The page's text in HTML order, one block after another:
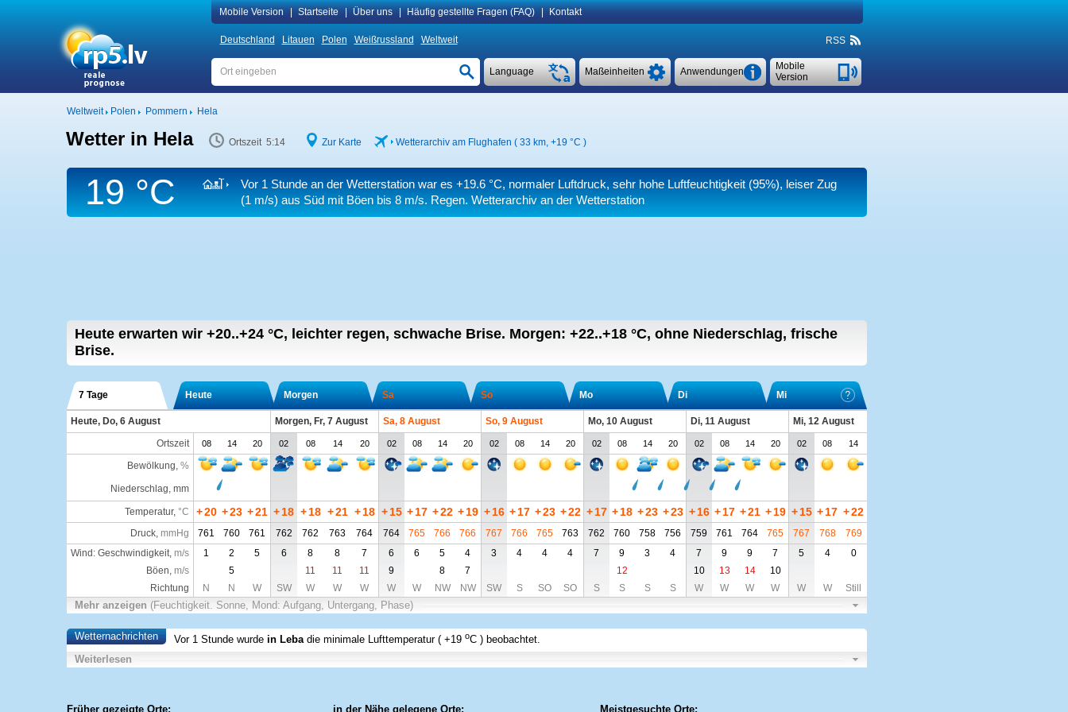
Mobile Version Startseite Über uns Häufig gestellte Fragen (FAQ) Kontakt
Deutschland Litauen Polen Weißrussland Weltweit RSS
Mobile
Version
Anwendungen
Maßeinheiten
Language
Weltweit Polen Pommern Hela
Wetter in Hela Ortszeit 5:14 Zur Karte Wetterarchiv am Flughafen ( 33 km, +19 °C )
19 °C Vor 1 Stunde an der Wetterstation war es +19.6 °C, normaler Luftdruck, sehr hohe Luftfeuchtigkeit (95%), leiser Zug
(1 m/s) aus Südmit Böen bis 8 m/s. Regen. Wetterarchiv an der Wetterstation
Heute erwarten wir +20..+24 °C, leichter regen, schwache Brise. Morgen: +22..+18 °C, ohne Niederschlag, frische
Brise.
7 Tage Heute Morgen Sa So Mo Di Mi
Heute, Do, 6 August Morgen, Fr, 7 August Sa, 8 August So, 9 August Mo, 10 August Di, 11 August
Mi, 12 August
Ortszeit
08 14 20 02 08 14 20 02 08 14 20 02 08 14 20 02 08 14 20 02 08 14 20 02 08 14
Bewölkung, %
Niederschlag, mm
Temperatur, °C +20 +23 +21 +18 + 18 +21 + 18 + 15 + 17 +22 + 19 + 16 + 17 +23 +22 + 17 + 18 +23 +23 + 16 + 17 +21 + 19 + 15 +17 +22
Druck, mmHg 761 760 761 762 762 763 764 764 765 766 766 767 766 765 763 762 760 758 756 759 761 764 765 767 768
769
Wind: Geschwindigkeit, m/s 1 2 5 6 8 8 7 6 6 5 4 3 4 4 4 7 9 3 4 7 9 9 7 5 4
0
Böen, m/s 5 11 11 11 9 8 7 12 10 13 14
10
Richtung
N N W SW W W W W W NW NW SW S SO SO S S S S W W W W W W Still
Mehr anzeigen (Feuchtigkeit. Sonne, Mond: Aufgang, Untergang, Phase)
Wetternachrichten Vor 1 Stunde wurde in Lebadie minimale Lufttemperatur (+19 oC ) beobachtet.
Weiterlesen
Früher gezeigte Orte: in der Nähe gelegene Orte: Meistgesuchte Orte: